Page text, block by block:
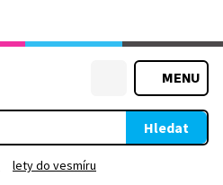
MENU
Hledat
lety do vesmíru